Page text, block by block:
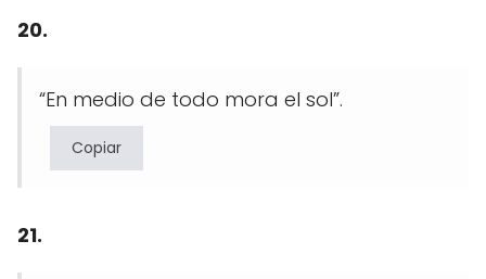
20.
“En medio de todo mora el sol”.
Copiar
21.